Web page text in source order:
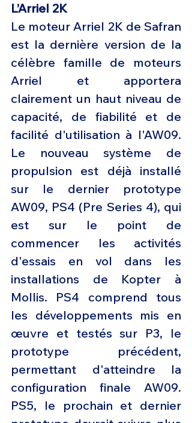
L’Arriel 2K
Le moteur Arriel 2K de Safran
est la dernière version de la
célèbre famille de moteurs
Arriel et apportera
clairement un haut niveau de
capacité, de fiabilité et de
facilité d'utilisation à l'AW09.
Le nouveau système de
propulsion est déjà installé
sur le dernier prototype
AW09, PS4 (Pre Series 4), qui
est sur le point de
commencer les activités
d'essais en vol dans les
installations de Kopter à
Mollis. PS4 comprend tous
les développements mis en
œuvre et testés sur P3, le
prototype précédent,
permettant d'atteindre la
configuration finale AW09.
PS5, le prochain et dernier